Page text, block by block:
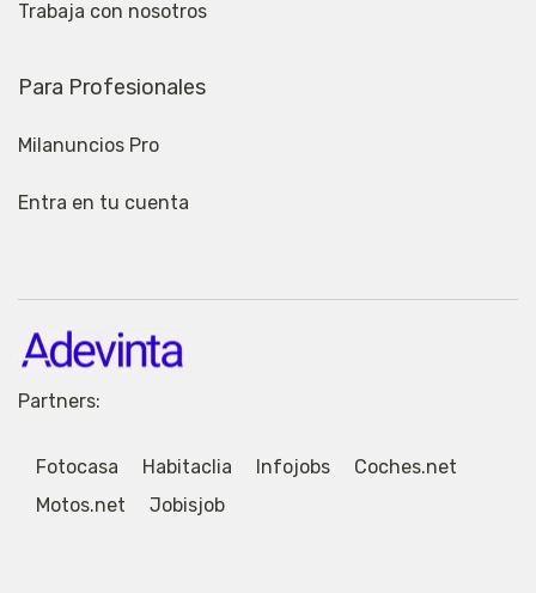
Trabaja con nosotros
Para Profesionales
Milanuncios Pro
Entra en tu cuenta
Partners:
Fotocasa Habitaclia Infojobs
Coches.net
Motos.net
Jobisjob